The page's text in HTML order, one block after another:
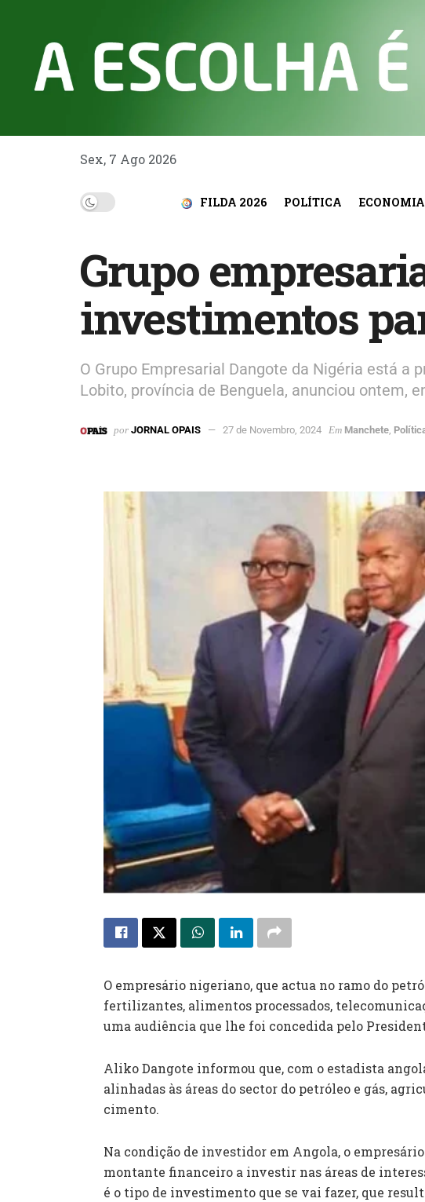
Sex, 7 Ago 2026
FILDA 2026 POLÍTICA ECONOMIA
Grupo
investimentos
O Grupo Empresarial Dangote da Nigéria está a
Lobito, província de Benguela, anunciou ontem,
por JORNAL OPAIS 27 de Novembro, 2024 Em Manchete,
O empresário nigeriano, que actua no ramo do
fertilizantes, alimentos processados,
uma audiência que lhe foi concedida pelo
Aliko Dangote informou que, com o estadista
alinhadas às áreas do sector do petróleo e gás,
cimento.
Na condição de investidor em Angola, o
montante financeiro a investir nas áreas de
é o tipo de investimento que se vai fazer, que